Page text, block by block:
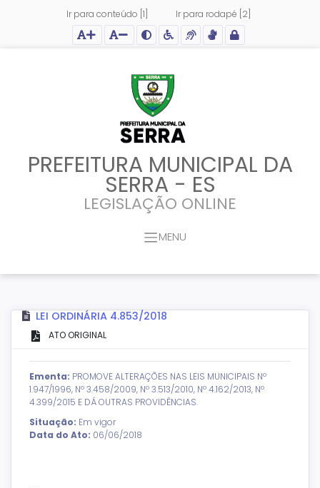
Ir para conteúdo [1] Ir para rodapé [2]
Ação para aumentar tamanho da fonte do site
Ação para diminuir tamanho da fonte do site
Ação para aplicar auto contraste no site
Acessar página sobre acessibilidade do site
Acessar página sobre NVDA - Leitor de Tela
Acessar página sobre VLibras - Tradutor de
Acessar Intranet
PREFEITURA MUNICIPAL DA
SERRA - ES
LEGISLAÇÃO ONLINE
MENU
LEI ORDINÁRIA 4.853/2018
ATO ORIGINAL
Ementa: PROMOVE ALTERAÇÕES NAS LEIS MUNICIPAIS Nº
1.947/1996, Nº 3.458/2009, Nº 3.513/2010, Nº 4.162/2013, Nº
4.399/2015 E DÁ OUTRAS PROVIDÊNCIAS.
Situação: Em vigor
Data do Ato: 06/06/2018